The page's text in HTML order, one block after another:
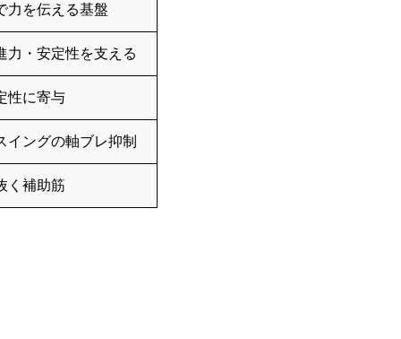
力を伝える基盤
力・安定性を支える
性に寄与
イングの軸ブレ抑制
く補助筋